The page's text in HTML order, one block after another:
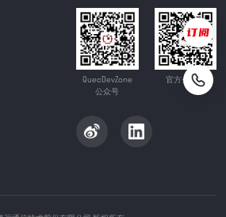
QuecDevZone
公众号
官方公众号